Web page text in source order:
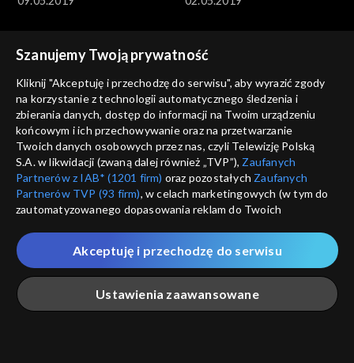
Magazyn kryminalny 997
25.04.2019
Magazyn kryminalny 997
18.04.2019
Magazyn kryminalny 997
11.04.2019
Magazyn kryminalny 997
04.04.2019
Szanujemy Twoją prywatność
Kliknij "Akceptuję i przechodzę do serwisu", aby wyrazić zgody
na korzystanie z technologii automatycznego śledzenia i
zbierania danych, dostęp do informacji na Twoim urządzeniu
końcowym i ich przechowywanie oraz na przetwarzanie
Twoich danych osobowych przez nas, czyli Telewizję Polską
S.A. w likwidacji (zwaną dalej również „TVP”), Zaufanych
Partnerów z IAB* (1201 firm) oraz pozostałych Zaufanych
Partnerów TVP (93 firm), w celach marketingowych (w tym do
zautomatyzowanego dopasowania reklam do Twoich
które wskazujemy poniżej, a także zgody na udostępnianie
przez nas identyfikatora PPID do Google.
Twoje dane osobowe zbierane podczas odwiedzania przez
Ciebie naszych
poszczególnych serwisówzwanych dalej
„Portalem”, w tym informacje zapisywane za pomocą
Ustawienia zaawansowane
Akceptuję i przechodzę do serwisu